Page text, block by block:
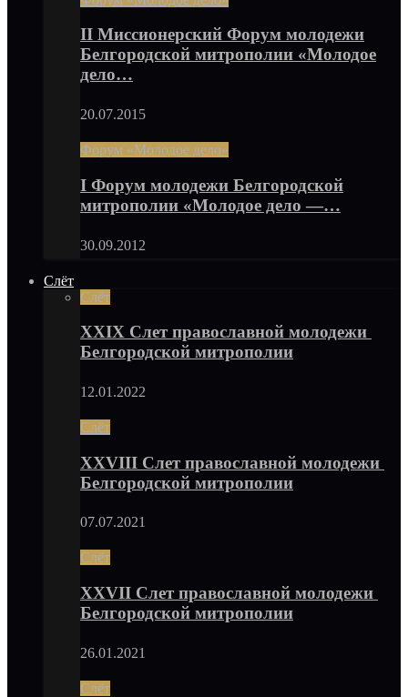
II Миссионерский Форум молодежи
Белгородской митрополии «Молодое
дело…
20.07.2015
Форум «Молодое дело»
I Форум молодежи Белгородской
митрополии «Молодое дело —…
30.09.2012
Слёт
Слёт
XXIX Слет православной молодежи
Белгородской митрополии
12.01.2022
Слёт
XXVIII Слет православной молодежи
Белгородской митрополии
07.07.2021
Слёт
XXVII Слет православной молодежи
Белгородской митрополии
26.01.2021
Слёт